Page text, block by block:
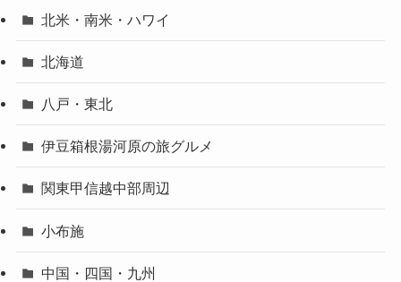
北米・南米・ハワイ
北海道
八戸・東北
伊豆箱根湯河原の旅グルメ
関東甲信越中部周辺
小布施
中国・四国・九州